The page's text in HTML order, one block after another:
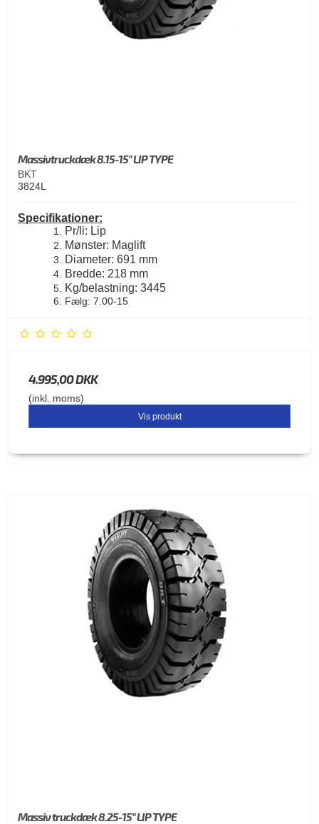
Massivtruckdæk 8.15-15" LIP TYPE
BKT
3824L
Specifikationer:
Pr/li: Lip
Mønster: Maglift
Diameter: 691 mm
Bredde: 218 mm
Kg/belastning: 3445
Fælg: 7.00-15
4.995,00 DKK
(inkl. moms)
Vis produkt
Massiv truckdæk 8.25-15" LIP TYPE